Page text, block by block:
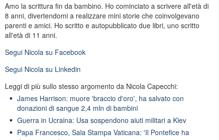
Amo la scrittura fin da bambino. Ho cominciato a scrivere all'età di
8 anni, divertendomi a realizzare mini storie che coinvolgevano
parenti e amici. Ho scritto e autopubblicato due libri, uno scritto
all'età di 11 anni.
Segui Nicola su Facebook
Segui Nicola su Linkedin
Leggi di più sullo stesso argomento da Nicola Capecchi:
James Harrison: muore 'braccio d'oro', ha salvato con
donazioni di sangue 2,4 mln di bambini
Guerra in Ucraina: Usa sospendono aiuti militari a Kiev
Papa Francesco, Sala Stampa Vaticana: 'Il Pontefice ha